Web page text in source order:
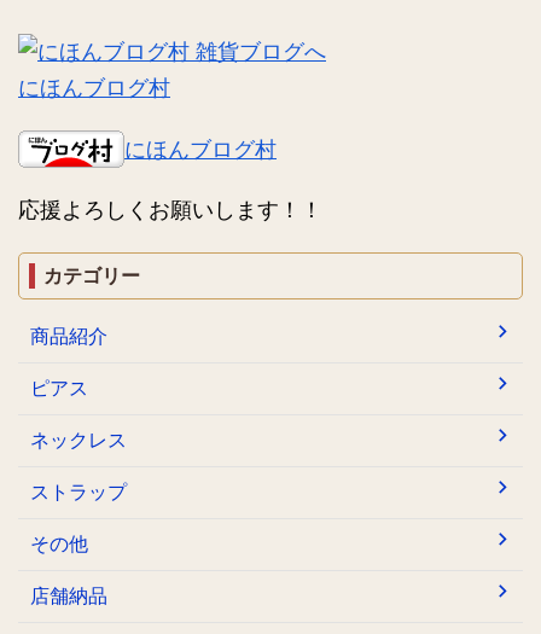
にほんブログ村
にほんブログ村
応援よろしくお願いします！！
カテゴリー
商品紹介
ピアス
ネックレス
ストラップ
その他
店舗納品